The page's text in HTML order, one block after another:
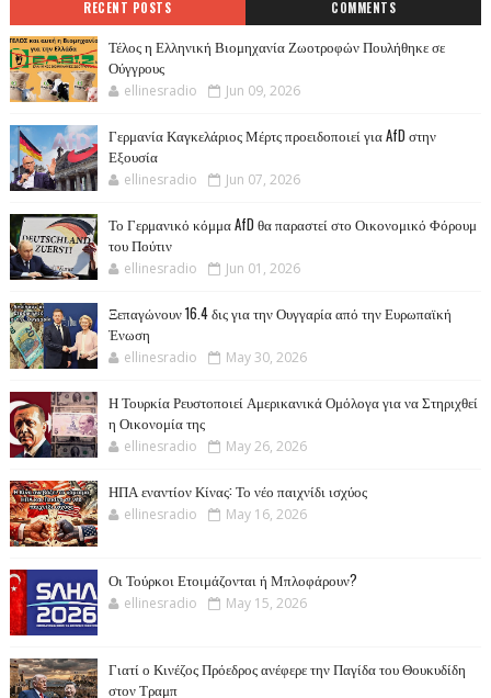
RECENT POSTS COMMENTS
Τέλος η Ελληνική Βιομηχανία Ζωοτροφών Πουλήθηκε σε
Ούγγρους
ellinesradio Jun 09, 2026
Γερμανία Καγκελάριος Μέρτς προειδοποιεί για AfD στην
Εξουσία
ellinesradio Jun 07, 2026
Το Γερμανικό κόμμα AfD θα παραστεί στο Οικονομικό Φόρουμ
του Πούτιν
ellinesradio Jun 01, 2026
Ξεπαγώνουν 16.4 δις για την Ουγγαρία από την Ευρωπαϊκή
Ένωση
ellinesradio May 30, 2026
Η Τουρκία Ρευστοποιεί Αμερικανικά Ομόλογα για να Στηριχθεί
η Οικονομία της
ellinesradio May 26, 2026
ΗΠΑ εναντίον Κίνας: Το νέο παιχνίδι ισχύος
ellinesradio May 16, 2026
Οι Τούρκοι Ετοιμάζονται ή Μπλοφάρουν?
ellinesradio May 15, 2026
Γιατί ο Κινέζος Πρόεδρος ανέφερε την Παγίδα του Θουκυδίδη
στον Τραμπ